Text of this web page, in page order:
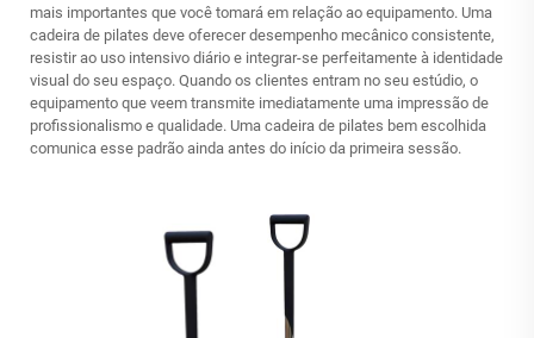
mais importantes que você tomará em relação ao equipamento. Uma
cadeira de pilates deve oferecer desempenho mecânico consistente,
resistir ao uso intensivo diário e integrar-se perfeitamente à identidade
visual do seu espaço. Quando os clientes entram no seu estúdio, o
equipamento que veem transmite imediatamente uma impressão de
profissionalismo e qualidade. Uma cadeira de pilates bem escolhida
comunica esse padrão ainda antes do início da primeira sessão.